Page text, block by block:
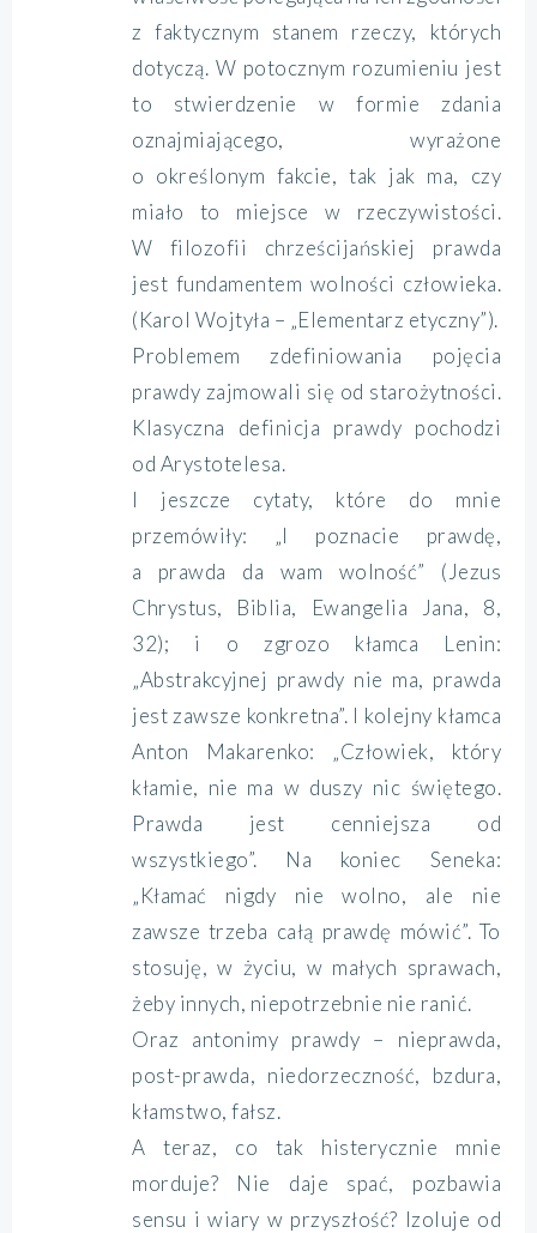
z faktycznym stanem rzeczy, których
dotyczą. W potocznym rozumieniu jest
to stwierdzenie w formie zdania
oznajmiającego, wyrażone
o określonym fakcie, tak jak ma, czy
miało to miejsce w rzeczywistości.
W filozofii chrześcijańskiej prawda
jest fundamentem wolności człowieka.
(Karol Wojtyła – „Elementarz etyczny”).
Problemem zdefiniowania pojęcia
prawdy zajmowali się od starożytności.
Klasyczna definicja prawdy pochodzi
od Arystotelesa.
I jeszcze cytaty, które do mnie
przemówiły: „I poznacie prawdę,
a prawda da wam wolność” (Jezus
Chrystus, Biblia, Ewangelia Jana, 8,
32); i o zgrozo kłamca Lenin:
„Abstrakcyjnej prawdy nie ma, prawda
jest zawsze konkretna”. I kolejny kłamca
Anton Makarenko: „Człowiek, który
kłamie, nie ma w duszy nic świętego.
Prawda jest cenniejsza od
wszystkiego”. Na koniec Seneka:
„Kłamać nigdy nie wolno, ale nie
zawsze trzeba całą prawdę mówić”. To
stosuję, w życiu, w małych sprawach,
żeby innych, niepotrzebnie nie ranić.
Oraz antonimy prawdy – nieprawda,
post-prawda, niedorzeczność, bzdura,
kłamstwo, fałsz.
A teraz, co tak histerycznie mnie
morduje? Nie daje spać, pozbawia
sensu i wiary w przyszłość? Izoluje od